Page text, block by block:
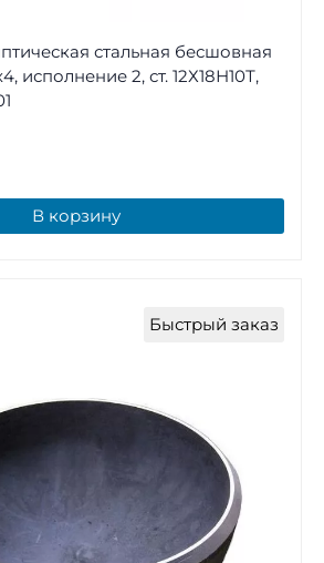
стальная бесшовная
исполнение 2, ст. 12Х18Н10Т,
В корзину
Быстрый заказ